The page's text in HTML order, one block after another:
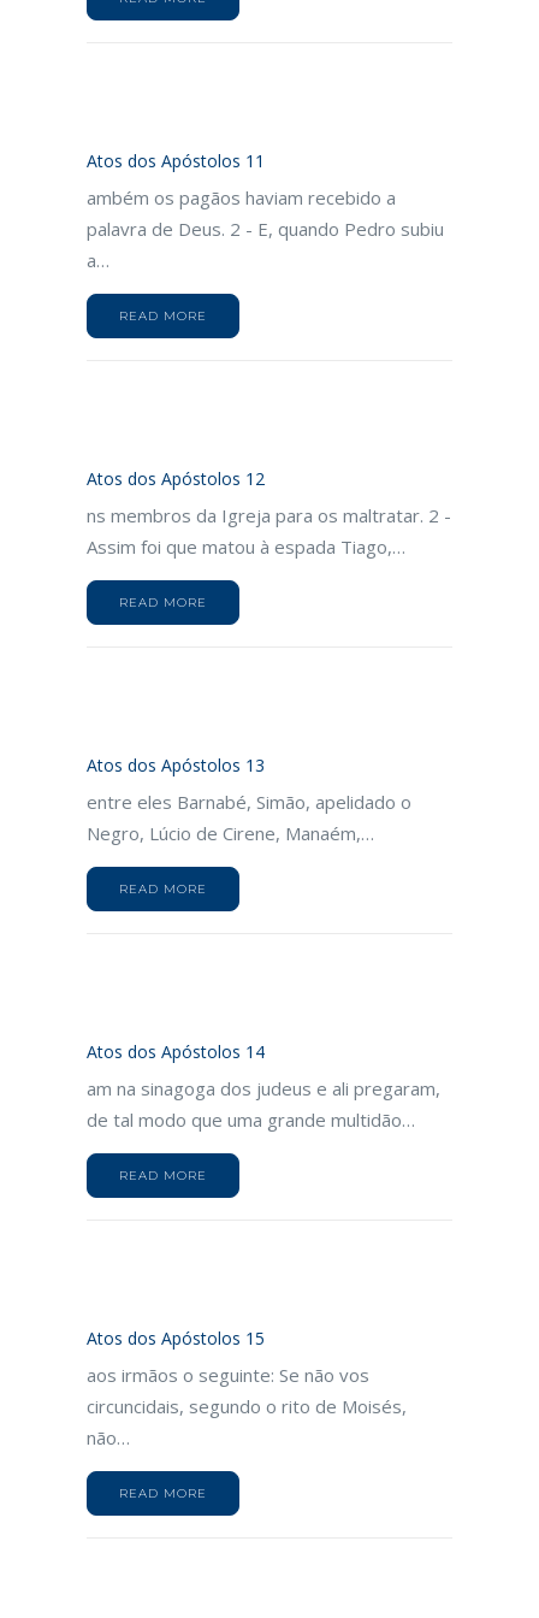
Atos dos Apóstolos 11
ambém os pagãos haviam recebido a
palavra de Deus. 2 - E, quando Pedro subiu
a…
READ MORE
Atos dos Apóstolos 12
ns membros da Igreja para os maltratar. 2 -
Assim foi que matou à espada Tiago,…
READ MORE
Atos dos Apóstolos 13
entre eles Barnabé, Simão, apelidado o
Negro, Lúcio de Cirene, Manaém,…
READ MORE
Atos dos Apóstolos 14
am na sinagoga dos judeus e ali pregaram,
de tal modo que uma grande multidão…
READ MORE
Atos dos Apóstolos 15
aos irmãos o seguinte: Se não vos
circuncidais, segundo o rito de Moisés,
não…
READ MORE